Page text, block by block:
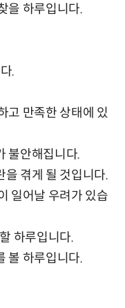
을 하루입니다.
.
고 만족한 상태에 있
불안해집니다.
을 겪게 될 것입니다.
일어날 우려가 있습
하루입니다.
볼 하루입니다.